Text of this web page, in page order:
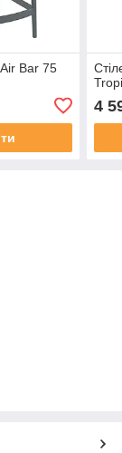
Bar 75
4